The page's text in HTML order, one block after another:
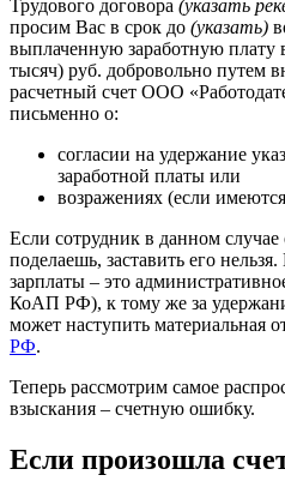
Трудового договора (указать
просим Вас в срок до (указать)
выплаченную заработную плату
тысяч) руб. добровольно путем
расчетный счет ООО
письменно о:
согласии на удержание
заработной платы или
возражениях (если
Если сотрудник в данном случае
поделаешь, заставить его
зарплаты – это
КоАП РФ), к тому же за
может наступить материальная
РФ.
Теперь рассмотрим самое
взыскания – счетную ошибку.
Если произошла